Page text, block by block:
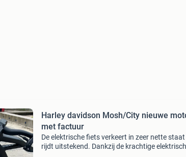
Harley davidson Mosh/City nieuwe
met factuur
De elektrische fiets verkeert in zeer nette staat
rijdt uitstekend. Dankzij de krachtige